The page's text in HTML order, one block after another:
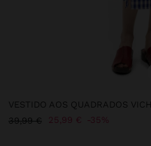
VESTIDO AOS QUADRADOS
39,99 €
25,99 € 35%